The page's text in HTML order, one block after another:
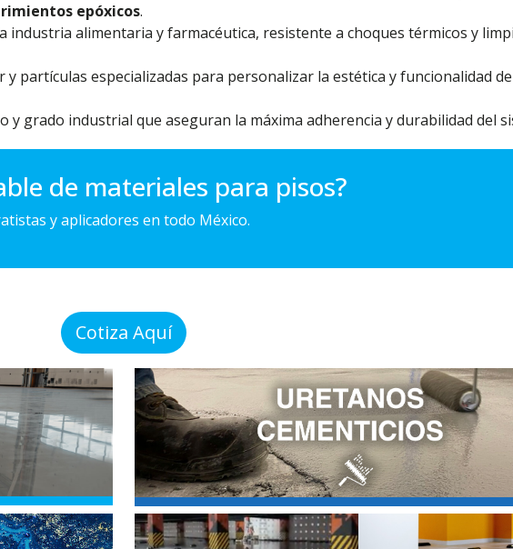
epóxicos.
industria alimentaria y farmacéutica, resistente a choques térmicos y
y partículas especializadas para personalizar la estética y funcionalidad
y grado industrial que aseguran la máxima adherencia y durabilidad del
de materiales para pisos?
y aplicadores en todo México.
Cotiza Aquí